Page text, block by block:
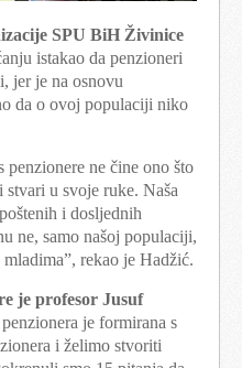
SPU BiH Živinice
istakao da penzioneri
jer je na osnovu
da o ovoj populaciji niko
ne čine ono što
stvari u svoje ruke. Naša
i dosljednih
ne, samo našoj populaciji,
rekao je Hadžić.
je profesor Jusuf
je formirana s
i želimo stvoriti